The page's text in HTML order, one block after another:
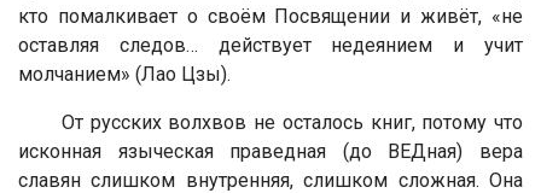
кто помалкивает о своём Посвящении и живёт, «не
оставляя следов… действует недеянием и учит
молчанием» (Лао Цзы).
От русских волхвов не осталось книг, потому что
исконная языческая праведная (до ВЕДная) вера
славян слишком внутренняя, слишком сложная. Она